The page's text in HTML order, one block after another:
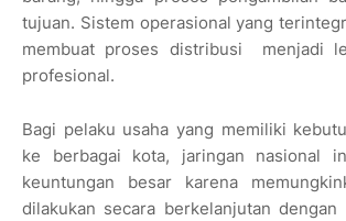
tujuan. Sistem operasional yang
membuat proses distribusi
menjadi
profesional.
Bagi pelaku usaha yang memiliki
ke berbagai kota, jaringan nasional
keuntungan besar karena
dilakukan secara berkelanjutan dengan